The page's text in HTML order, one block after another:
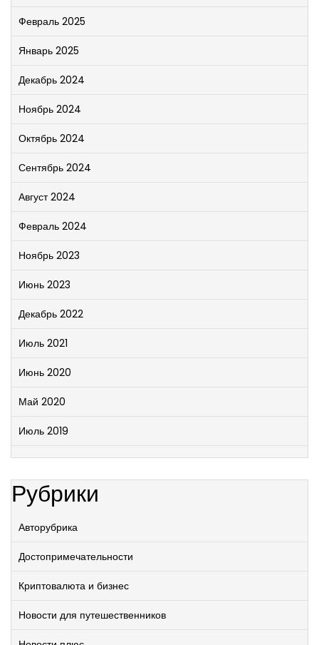
Февраль 2025
Январь 2025
Декабрь 2024
Ноябрь 2024
Октябрь 2024
Сентябрь 2024
Август 2024
Февраль 2024
Ноябрь 2023
Июнь 2023
Декабрь 2022
Июль 2021
Июнь 2020
Май 2020
Июль 2019
Рубрики
Авторубрика
Достопримечательности
Криптовалюта и бизнес
Новости для путешественников